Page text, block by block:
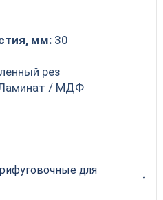
мм: 30
рез
/ МДФ
для